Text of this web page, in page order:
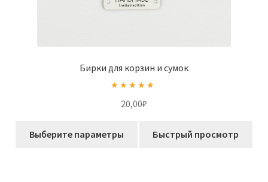
Бирки для корзин и сумок
из 5
20,00₽
Выберите параметры Быстрый просмотр